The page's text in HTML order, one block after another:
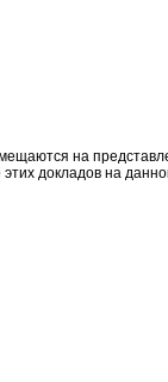
на
докладов на